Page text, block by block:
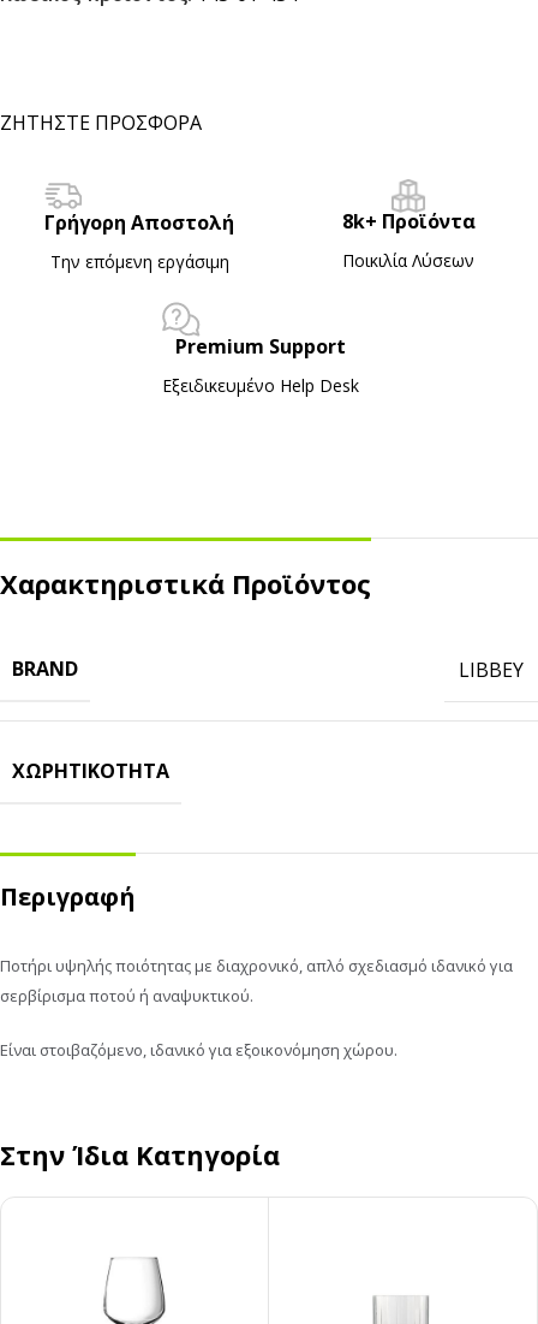
ΖΗΤΗΣΤΕ ΠΡΟΣΦΟΡΑ
Γρήγορη Αποστολή
Την επόμενη εργάσιμη
8k+ Προϊόντα
Ποικιλία Λύσεων
Premium Support
Εξειδικευμένο Ηelp Desk
Χαρακτηριστικά Προϊόντος
BRAND LIBBEY
ΧΩΡΗΤΙΚΌΤΗΤΑ
Περιγραφή
Ποτήρι υψηλής ποιότητας με διαχρονικό, απλό σχεδιασμό ιδανικό για
σερβίρισμα ποτού ή αναψυκτικού.
Είναι στοιβαζόμενο, ιδανικό για εξοικονόμηση χώρου.
Στην Ίδια Κατηγορία